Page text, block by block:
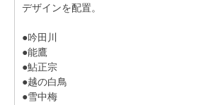
デザインを配置。
●吟田川
●能鷹
●鮎正宗
●越の白鳥
●雪中梅